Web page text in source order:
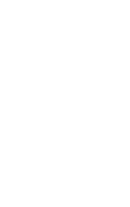
puntos de la
informar de